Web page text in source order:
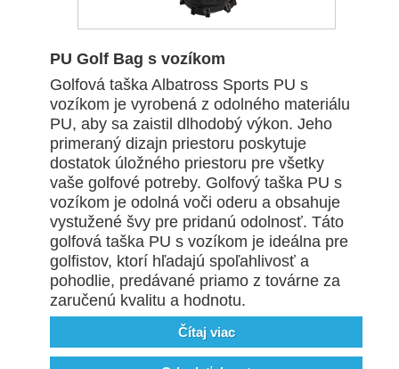
PU Golf Bag s vozíkom
Golfová taška Albatross Sports PU s
vozíkom je vyrobená z odolného materiálu
PU, aby sa zaistil dlhodobý výkon. Jeho
primeraný dizajn priestoru poskytuje
dostatok úložného priestoru pre všetky
vaše golfové potreby. Golfový taška PU s
vozíkom je odolná voči oderu a obsahuje
vystužené švy pre pridanú odolnosť. Táto
golfová taška PU s vozíkom je ideálna pre
golfistov, ktorí hľadajú spoľahlivosť a
pohodlie, predávané priamo z továrne za
zaručenú kvalitu a hodnotu.
Čítaj viac